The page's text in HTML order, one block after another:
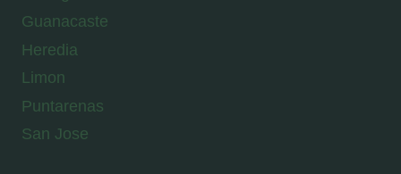
Guanacaste
Heredia
Limon
Puntarenas
San Jose